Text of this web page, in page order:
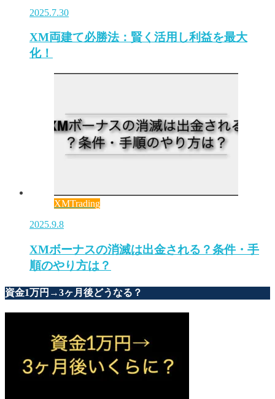
2025.7.30
XM両建て必勝法：賢く活用し利益を最大
化！
XMTrading
2025.9.8
XMボーナスの消滅は出金される？条件・手
順のやり方は？
資金1万円→3ヶ月後どうなる？